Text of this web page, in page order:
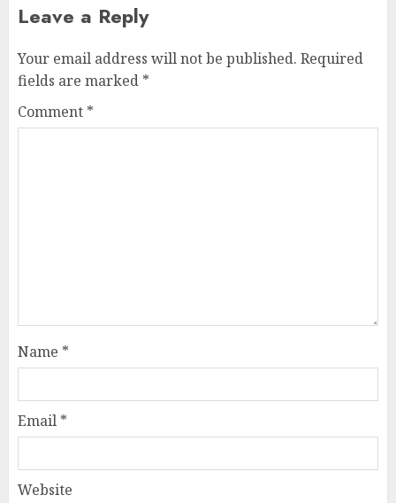
Leave a Reply
Your email address will not be published. Required
fields are marked *
Comment *
Name *
Email *
Website